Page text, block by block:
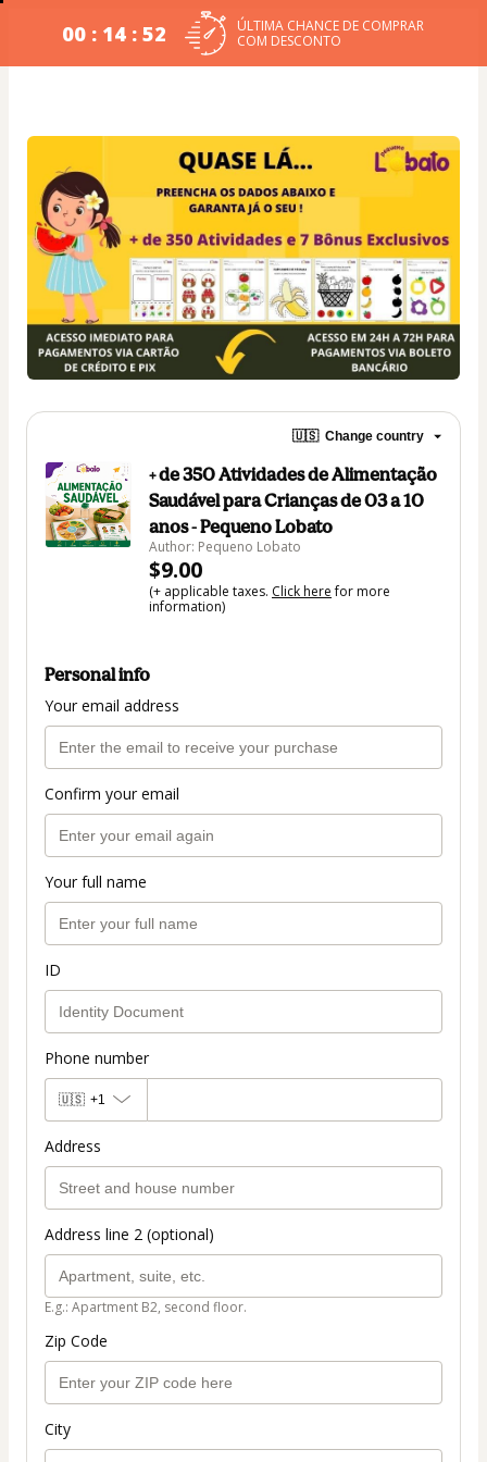
00 : 14 : 52
ÚLTIMA CHANCE DE COMPRAR
COM DESCONTO
🇺🇸 Change country
+ de 350 Atividades de Alimentação
Saudável para Crianças de 03 a 10
anos - Pequeno Lobato
Author: Pequeno Lobato
$9.00
(+ applicable taxes. Click herefor more
information)
Personal info
Your email address
Confirm your email
Your full name
ID
Phone number
🇺🇸 +1
Address
Address line 2 (optional)
E.g.: Apartment B2, second floor.
Zip Code
City